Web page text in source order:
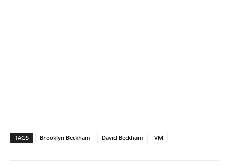
TAGS Brooklyn Beckham David Beckham VM